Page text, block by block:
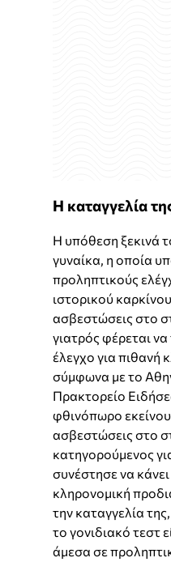
Η καταγγελία
Η υπόθεση ξεκινά
γυναίκα, η οποία
προληπτικούς
ιστορικού
ασβεστώσεις στο
γιατρός φέρεται
έλεγχο για πιθανή
σύμφωνα με το
Πρακτορείο
φθινόπωρο
ασβεστώσεις στο
κατηγορούμενος
συνέστησε να
κληρονομική
την καταγγελία
το γονιδιακό τεστ
άμεσα σε